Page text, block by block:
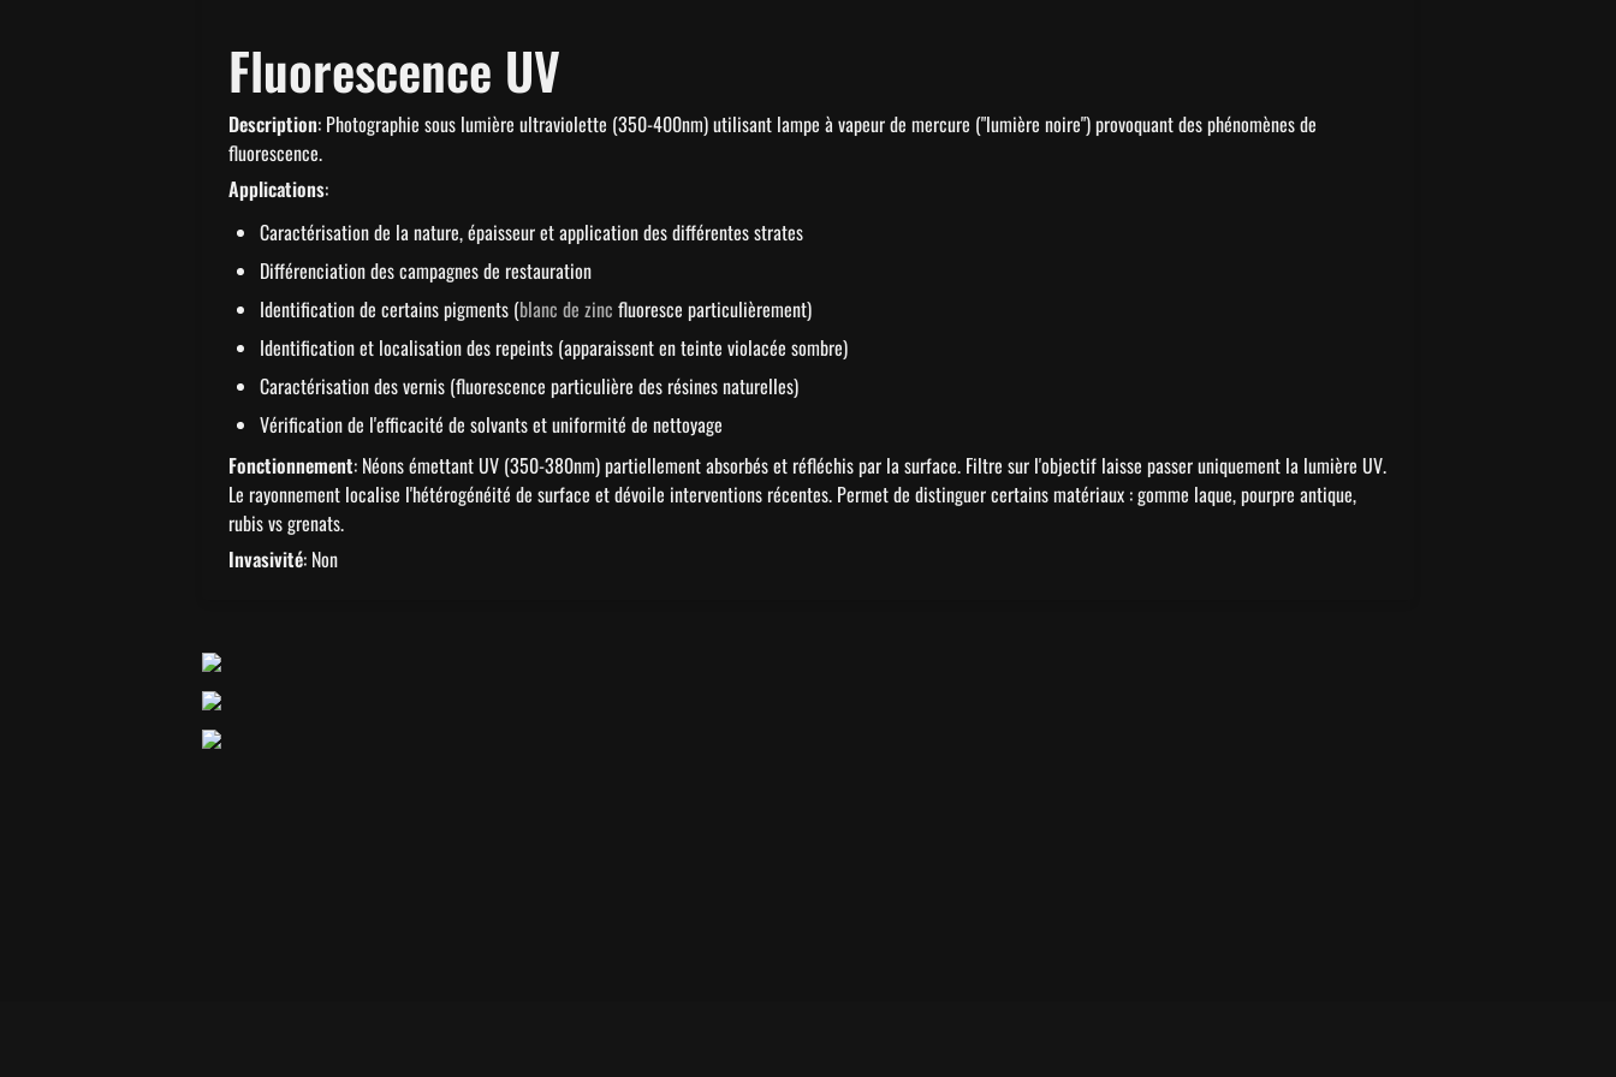
Fluorescence UV
Description: Photographie sous lumière ultraviolette (350-400nm) utilisant lampe à vapeur de mercure ("lumière noire") provoquant des phénomènes de
fluorescence.
Applications:
Caractérisation de la nature, épaisseur et application des différentes strates
Différenciation des campagnes de restauration
Identification de certains pigments (blanc de zinc fluoresce particulièrement)
Identification et localisation des repeints (apparaissent en teinte violacée sombre)
Caractérisation des vernis (fluorescence particulière des résines naturelles)
Vérification de l'efficacité de solvants et uniformité de nettoyage
Fonctionnement: Néons émettant UV (350-380nm) partiellement absorbés et réfléchis par la surface. Filtre sur l'objectif laisse passer uniquement la lumière UV.
Le rayonnement localise l'hétérogénéité de surface et dévoile interventions récentes. Permet de distinguer certains matériaux : gomme laque, pourpre antique,
rubis vs grenats.
Invasivité: Non